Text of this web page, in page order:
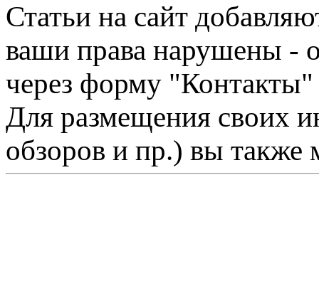
Статьи на сайт
ваши права нарушены -
через форму "Контакты"
Для размещения своих
обзоров и пр.) вы также